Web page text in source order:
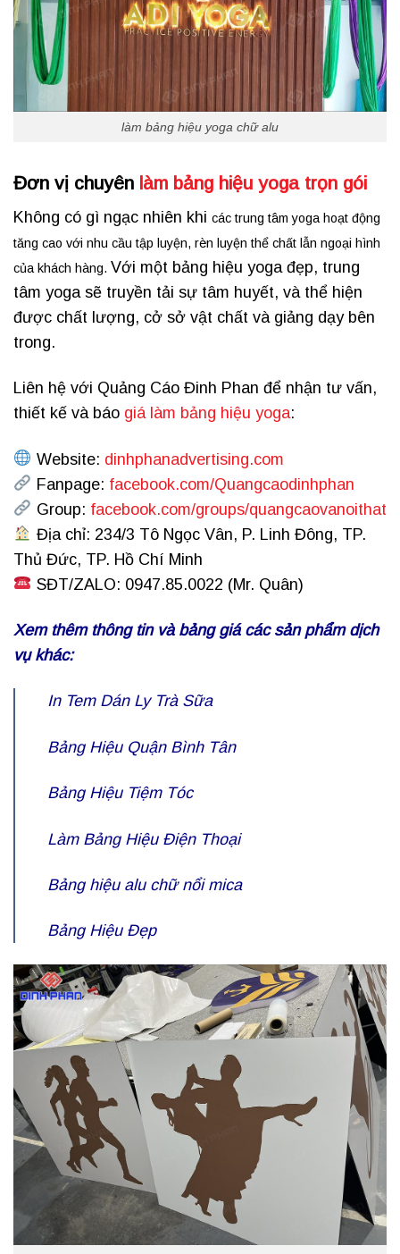
làm bảng hiệu yoga chữ alu
Đơn vị chuyên làm bảng hiệu yoga trọn gói
Không có gì ngạc nhiên khi các trung tâm yoga hoạt động
tăng cao với nhu cầu tập luyện, rèn luyện thể chất lẫn ngoại hình
của khách hàng. Với một bảng hiệu yoga đẹp, trung
tâm yoga sẽ truyền tải sự tâm huyết, và thể hiện
được chất lượng, cở sở vật chất và giảng dạy bên
trong.
Liên hệ với Quảng Cáo Đinh Phan để nhận tư vấn,
thiết kế và báo giá làm bảng hiệu yoga:
Website: dinhphanadvertising.com
Fanpage: facebook.com/Quangcaodinhphan
Group: facebook.com/groups/quangcaovanoithat
Địa chỉ: 234/3 Tô Ngọc Vân, P. Linh Đông, TP.
Thủ Đức, TP. Hồ Chí Minh
SĐT/ZALO: 0947.85.0022 (Mr. Quân)
Xem thêm thông tin và bảng giá các sản phẩm dịch
vụ khác:
In Tem Dán Ly Trà Sữa
Bảng Hiệu Quận Bình Tân
Bảng Hiệu Tiệm Tóc
Làm Bảng Hiệu Điện Thoại
Bảng hiệu alu chữ nổi mica
Bảng Hiệu Đẹp